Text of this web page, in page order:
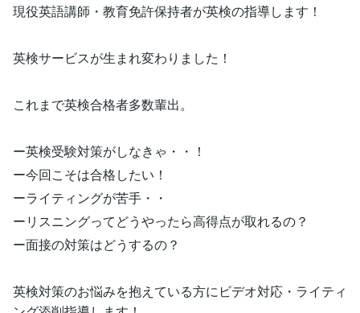
現役英語講師・教育免許保持者が英検の指導します！
英検サービスが生まれ変わりました！
これまで英検合格者多数輩出。
ー英検受験対策がしなきゃ・・！
ー今回こそは合格したい！
ーライティングが苦手・・
ーリスニングってどうやったら高得点が取れるの？
ー面接の対策はどうするの？
英検対策のお悩みを抱えている方にビデオ対応・ライティ